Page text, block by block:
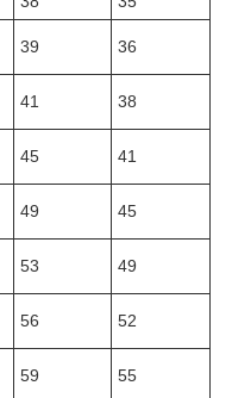
39 36
41 38
45 41
49 45
53 49
56 52
59 55